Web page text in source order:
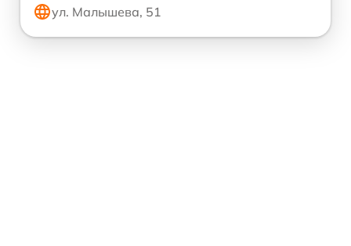
ул. Малышева, 51